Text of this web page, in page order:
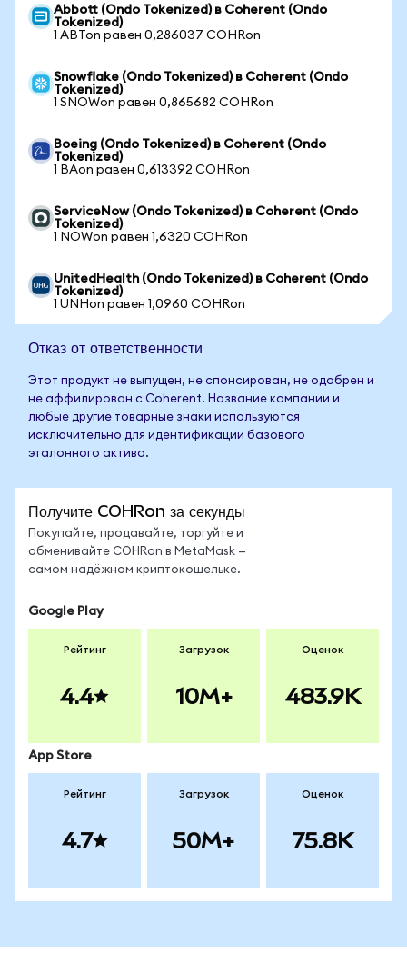
Abbott (Ondo Tokenized) в Coherent (Ondo
Tokenized)
1 ABTon равен 0,286037 COHRon
Snowflake (Ondo Tokenized) в Coherent (Ondo
Tokenized)
1 SNOWon равен 0,865682 COHRon
Boeing (Ondo Tokenized) в Coherent (Ondo
Tokenized)
1 BAon равен 0,613392 COHRon
ServiceNow (Ondo Tokenized) в Coherent (Ondo
Tokenized)
1 NOWon равен 1,6320 COHRon
UnitedHealth (Ondo Tokenized) в Coherent (Ondo
Tokenized)
1 UNHon равен 1,0960 COHRon
Отказ от ответственности
Этот продукт не выпущен, не спонсирован, не одобрен и
не аффилирован с Coherent. Название компании и
любые другие товарные знаки используются
исключительно для идентификации базового
эталонного актива.
Получите COHRon за секунды
Покупайте, продавайте, торгуйте и
обменивайте COHRon в MetaMask —
самом надёжном криптокошельке.
Google Play
Рейтинг
4.4
Загрузок
10M+
Оценок
483.9K
App Store
Рейтинг
4.7
Загрузок
50M+
Оценок
75.8K